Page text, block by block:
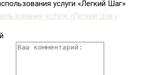
услуги «Легкий Шаг»